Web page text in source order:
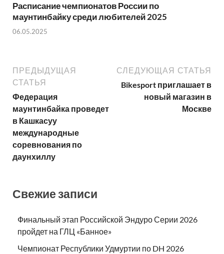
Расписание чемпионатов России по
маунтинбайку среди любителей 2025
06.05.2025
ПРЕДЫДУЩАЯ
СТАТЬЯ
Федерация
маунтинбайка проведет
в Кашкасуу
международные
соревнования по
даунхиллу
СЛЕДУЮЩАЯ СТАТЬЯ
Bikesport приглашает в
новый магазин в
Москве
Свежие записи
Финальный этап Российской Эндуро Серии 2026
пройдет на ГЛЦ «Банное»
Чемпионат Республики Удмуртии по DH 2026